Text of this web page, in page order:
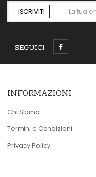
ISCRIVITI
SEGUICI
INFORMAZIONI
Chi Siamo
Termini e Condizioni
Privacy Policy